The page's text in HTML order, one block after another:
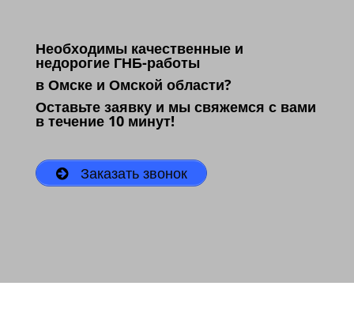
Необходимы качественные и
недорогие ГНБ-работы
в Омске и Омской области?
Оставьте заявку и мы свяжемся с вами
в течение 10 минут!
Заказать звонок